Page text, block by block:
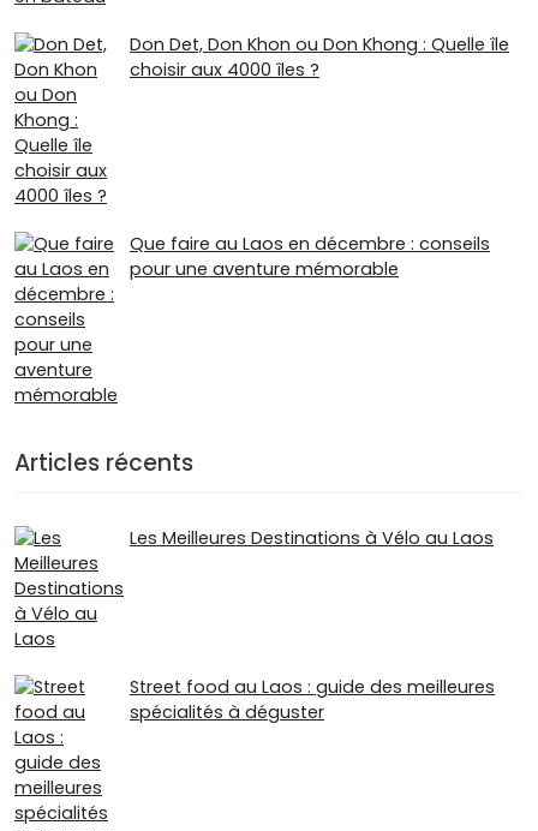
Don Det, Don Khon ou Don Khong : Quelle île
choisir aux 4000 îles ?
Que faire au Laos en décembre : conseils
pour une aventure mémorable
Articles récents
Les Meilleures Destinations à Vélo au Laos
Street food au Laos : guide des meilleures
spécialités à déguster